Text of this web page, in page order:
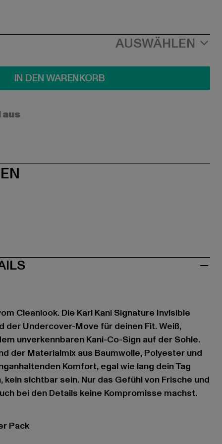
AUSWÄHLEN
IN DEN WARENKORB
Cleanlook. Die Karl Kani Signature Invisible
der Undercover-Move für deinen Fit. Weiß,
unverkennbaren Kani-Co-Sign auf der Sohle.
der Materialmix aus Baumwolle, Polyester und
Komfort, egal wie lang dein Tag
kein sichtbar sein. Nur das Gefühl von Frische und
bei den Details keine Kompromisse machst.
Pack